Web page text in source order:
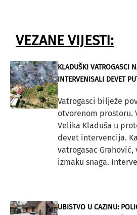
VEZANE VIJESTI:
KLADUŠKI VATROGASCI
INTERVENISALI DEVET
Vatrogasci bilježe
otvorenom prostoru.
Velika Kladuša u
devet intervencija.
vatrogasac Grahović,
izmaku snaga.
UBISTVO U CAZINU: